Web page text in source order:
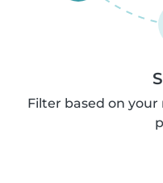
Filter based on